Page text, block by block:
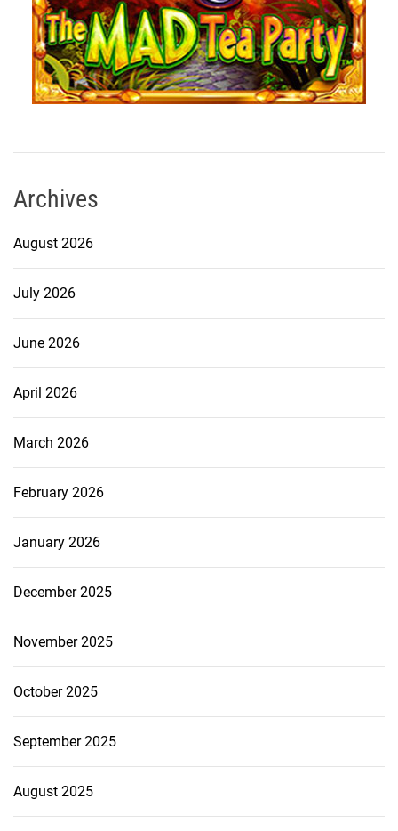
Archives
August 2026
July 2026
June 2026
April 2026
March 2026
February 2026
January 2026
December 2025
November 2025
October 2025
September 2025
August 2025